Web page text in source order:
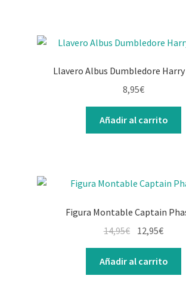
Llavero Albus Dumbledore
8,95€
Añadir al carrito
Figura Montable Captain
14,95€ 12,95€
Añadir al carrito